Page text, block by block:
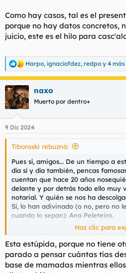
Como hay casos, tal es el
porque no hay datos concretos,
juicio, este es el hilo para
R
e
c
c
i
e
s
Harpo, ignaciofdez, redpo y 4 más
naxo
Muerto por dentro+
9 Dic 2024
Tiboroski rebuznó:
Pues sí, amigos... De un tiempo a
día sí y día también, pencas
cuentan que hace 20 años
delante y por detrás todo ello muy
notarial. Y quién se nos ha
Sí, lo han adivinado (o no, pero no
cuando lo sepan): Ana Peleteiro.
La denuncia de Ana Peleteiro sobre una expareja:
La atleta gallega explica
haber sido sometida a
durante esa relación
Haz clic para
Esta estúpida, porque no tiene
parado a pensar cuántas tías
base de mamadas mientras